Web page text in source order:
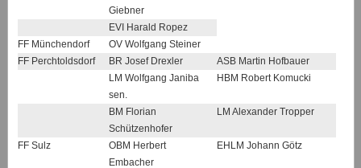
Giebner
EVI Harald Ropez
FF Münchendorf
OV Wolfgang Steiner
FF Perchtoldsdorf
BR Josef Drexler
ASB Martin Hofbauer
LM Wolfgang Janiba
sen.
HBM Robert Komucki
BM Florian
Schützenhofer
LM Alexander Tropper
FF Sulz
OBM Herbert
Embacher
EHLM Johann Götz